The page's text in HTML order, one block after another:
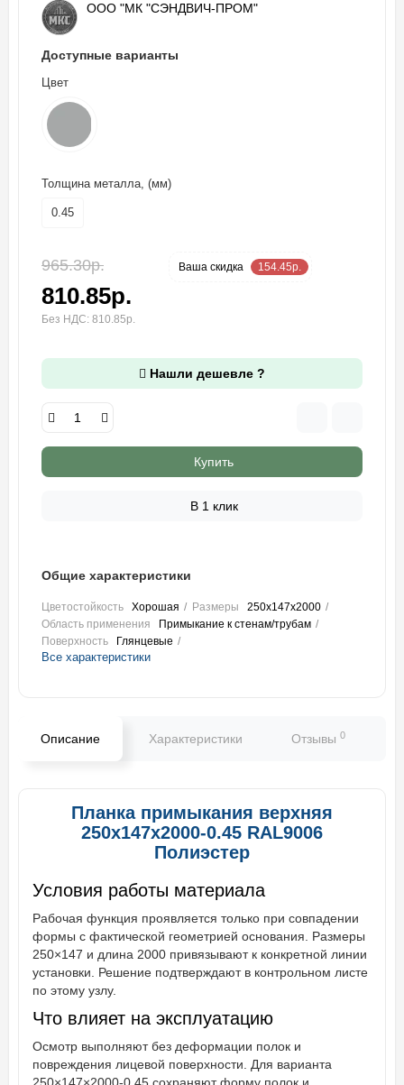
ООО "МК "СЭНДВИЧ-ПРОМ"
Доступные варианты
Цвет
Толщина металла, (мм)
0.45
965.30р. Ваша cкидка 154.45р.
810.85р.
Без НДС: 810.85р.
Нашли дешевле ?
Купить
В 1 клик
Общие характеристики
Цветостойкость Хорошая Размеры
250х147х2000
Область применения
Примыкание к стенам/трубам
Поверхность
Глянцевые
Все характеристики
Описание Характеристики Отзывы 0
Планка примыкания верхняя
250х147х2000-0.45 RAL9006
Полиэстер
Условия работы материала
Рабочая функция проявляется только при совпадении
формы с фактической геометрией основания. Размеры
250×147 и длина 2000 привязывают к конкретной линии
установки. Решение подтверждают в контрольном листе
по этому узлу.
Что влияет на эксплуатацию
Осмотр выполняют без деформации полок и
повреждения лицевой поверхности. Для варианта